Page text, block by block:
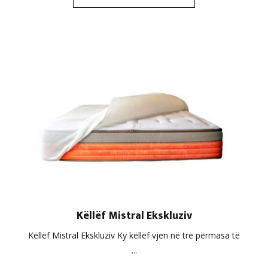
Këllëf Mistral Ekskluziv
Këllëf Mistral Ekskluziv Ky këllëf vjen në tre përmasa të
...